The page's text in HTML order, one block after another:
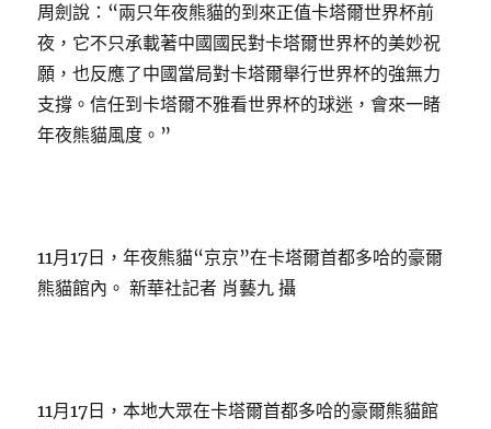
周劍說：“兩只年夜熊貓的到來正值卡塔爾世界杯前
夜，它不只承載著中國國民對卡塔爾世界杯的美妙祝
願，也反應了中國當局對卡塔爾舉行世界杯的強無力
支撐。信任到卡塔爾不雅看世界杯的球迷，會來一睹
年夜熊貓風度。”
11月17日，年夜熊貓“京京”在卡塔爾首都多哈的豪爾
熊貓館內。 新華社記者 肖藝九 攝
11月17日，本地大眾在卡塔爾首都多哈的豪爾熊貓館